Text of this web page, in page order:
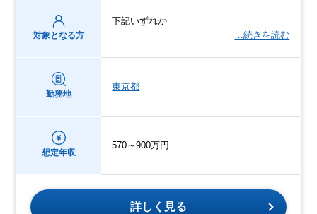
対象となる方
下記いずれか
…続きを読む
勤務地
東京都
想定年収
570～900万円
詳しく見る